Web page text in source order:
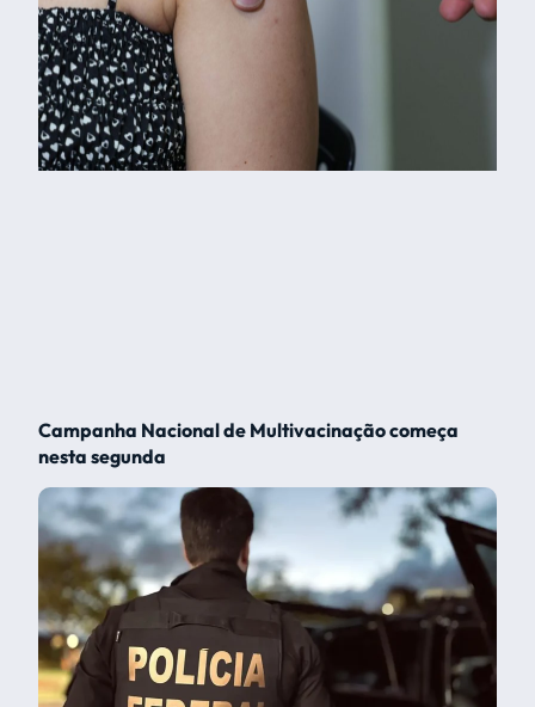
Campanha Nacional de Multivacinação começa
nesta segunda